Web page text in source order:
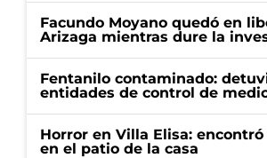
Facundo Moyano quedó en
Arizaga mientras dure la
Fentanilo contaminado:
entidades de control de
Horror en Villa Elisa:
en el patio de la casa